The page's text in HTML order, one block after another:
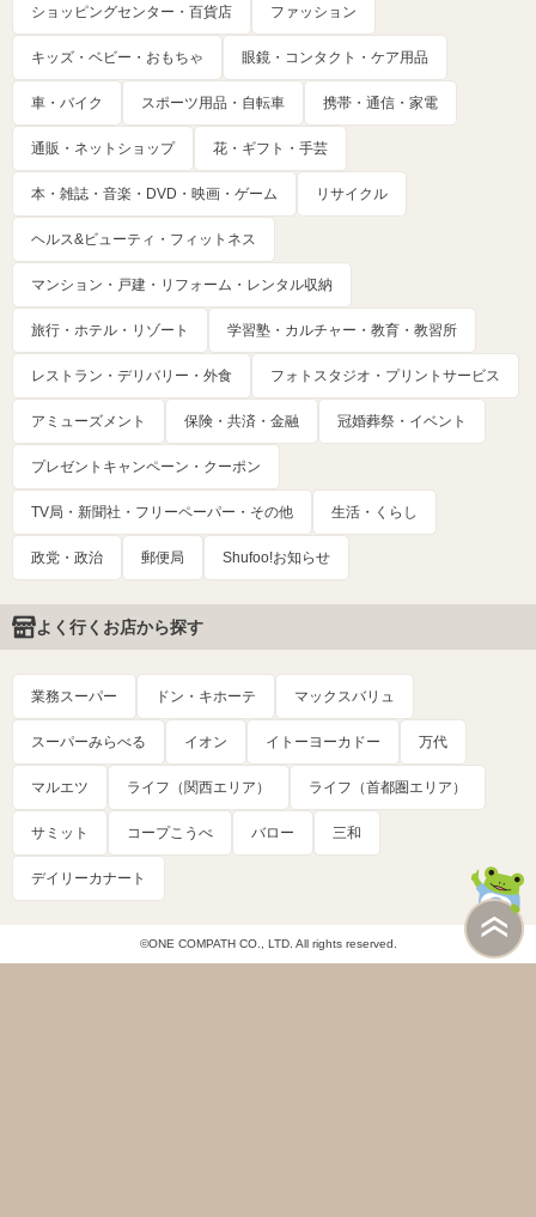
ショッピングセンター・百貨店 ファッション
キッズ・ベビー・おもちゃ 眼鏡・コンタクト・ケア用品
車・バイク スポーツ用品・自転車 携帯・通信・家電
通販・ネットショップ 花・ギフト・手芸
本・雑誌・音楽・DVD・映画・ゲーム リサイクル
ヘルス&ビューティ・フィットネス
マンション・戸建・リフォーム・レンタル収納
旅行・ホテル・リゾート 学習塾・カルチャー・教育・教習所
レストラン・デリバリー・外食 フォトスタジオ・プリントサービス
アミューズメント 保険・共済・金融 冠婚葬祭・イベント
プレゼントキャンペーン・クーポン
TV局・新聞社・フリーペーパー・その他 生活・くらし
政党・政治 郵便局 Shufoo!お知らせ
よく行くお店から探す
業務スーパー ドン・キホーテ マックスバリュ
スーパーみらべる イオン イトーヨーカドー 万代
マルエツ ライフ（関西エリア） ライフ（首都圏エリア）
サミット コープこうべ バロー 三和
デイリーカナート
©ONE COMPATH CO., LTD. All rights reserved.